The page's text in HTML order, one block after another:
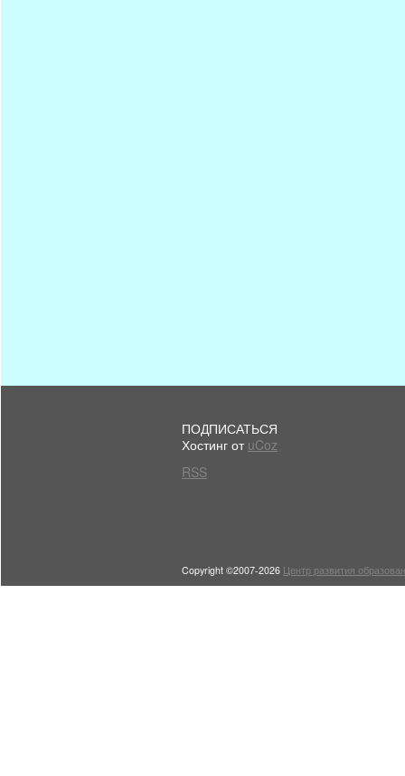
ПОДПИСАТЬСЯ
Хостинг от uCoz
RSS
Copyright ©2007-2026 Центр развития